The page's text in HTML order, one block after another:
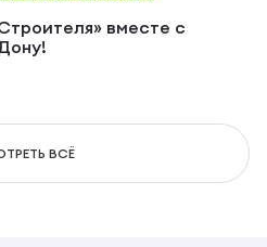
вместе с
ВСЁ